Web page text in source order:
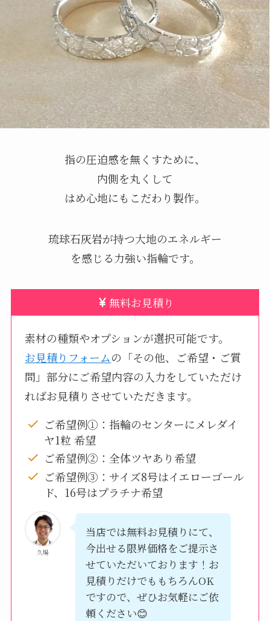
指の圧迫感を無くすために、
内側を丸くして
はめ心地にもこだわり製作。
琉球石灰岩が持つ大地のエネルギー
を感じる力強い指輪です。
無料お見積り
素材の種類やオプションが選択可能です。
お見積りフォームの「その他、ご希望・ご質
問」部分にご希望内容の入力をしていただけ
ればお見積りさせていただきます。
ご希望例①：指輪のセンターにメレダイ
ヤ1粒 希望
ご希望例②：全体ツヤあり希望
ご希望例③：サイズ8号はイエローゴール
ド、16号はプラチナ希望
久場
当店では無料お見積りにて、
今出せる限界価格をご提示さ
せていただいております！お
見積りだけでももちろんOK
ですので、ぜひお気軽にご依
頼ください😊